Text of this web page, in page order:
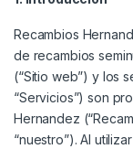
Recambios
de recambios
(“Sitio web”) y los
“Servicios”) son
Hernandez
“nuestro”). Al